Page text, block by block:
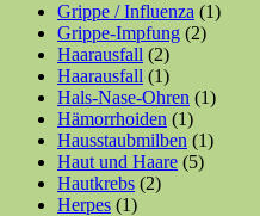
Grippe / Influenza (1)
Grippe-Impfung (2)
Haarausfall (2)
Haarausfall (1)
Hals-Nase-Ohren (1)
Hämorrhoiden (1)
Hausstaubmilben (1)
Haut und Haare (5)
Hautkrebs (2)
Herpes (1)